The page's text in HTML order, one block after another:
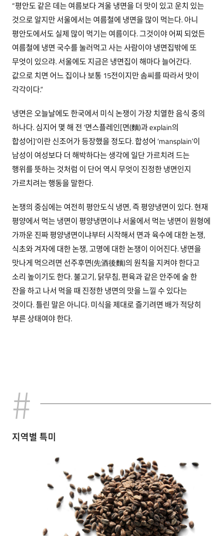
“평안도 같은 데는 여름보다 겨울 냉면을 더 맛이 있고 운치 있는
것으로 알지만 서울에서는 여름철에 냉면을 많이 먹는다. 아니
평안도에서도 실제 많이 먹기는 여름이다. 그것이야 어찌 되었든
여름철에 냉면 국수를 눌러먹고 사는 사람이야 냉면집밖에 또
무엇이 있으랴. 서울에도 지금은 냉면집이 해마다 늘어간다.
값으로 치면 어느 집이나 보통 15전이지만 솜씨를 따라서 맛이
각각이다.”
냉면은 오늘날에도 한국에서 미식 논쟁이 가장 치열한 음식 중의
하나다. 심지어 몇 해 전 ‘면스플레인[면(麵)과 explain의
합성어]’이란 신조어가 등장했을 정도다. 합성어 ‘mansplain’이
남성이 여성보다 더 해박하다는 생각에 일단 가르치려 드는
행위를 뜻하는 것처럼 이 단어 역시 무엇이 진정한 냉면인지
가르치려는 행동을 말한다.
논쟁의 중심에는 여전히 평안도식 냉면, 즉 평양냉면이 있다. 현재
평양에서 먹는 냉면이 평양냉면이냐 서울에서 먹는 냉면이 원형에
가까운 진짜 평양냉면이냐부터 시작해서 면과 육수에 대한 논쟁,
식초와 겨자에 대한 논쟁, 고명에 대한 논쟁이 이어진다. 냉면을
맛나게 먹으려면 선주후면(先酒後麵)의 원칙을 지켜야 한다고
소리 높이기도 한다. 불고기, 닭무침, 편육과 같은 안주에 술 한
잔을 하고 나서 먹을 때 진정한 냉면의 맛을 느낄 수 있다는
것이다. 틀린 말은 아니다. 미식을 제대로 즐기려면 배가 적당히
부른 상태여야 한다.
지역별 특미